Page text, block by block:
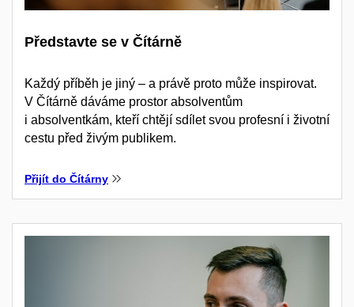
Představte se v Čítárně
Každý příběh je jiný – a právě proto může inspirovat.
V Čítárně dáváme prostor absolventům
i absolventkám, kteří chtějí sdílet svou profesní i životní
cestu před živým publikem.
Přijít do Čítárny